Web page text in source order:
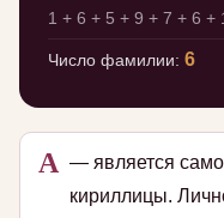
1 + 6 + 5 + 9 + 7 + 6 +
Число фамилии: 6
А — является
кириллицы.